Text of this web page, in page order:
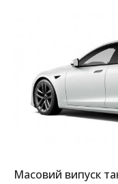
Масовий випуск